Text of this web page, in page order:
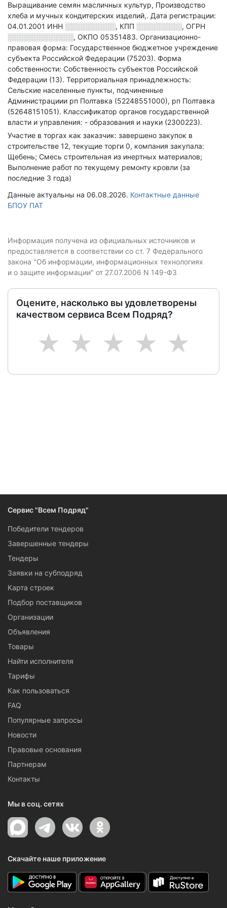
Выращивание семян масличных культур, Производство
хлеба и мучных кондитерских изделий,. Дата регистрации:
04.01.2001 ИНН ░░░░░░░░░░, КПП ░░░░░░░░░, ОГРН
░░░░░░░░░░░░░, ОКПО 05351483. Организационно-
правовая форма: Государственное бюджетное учреждение
субъекта Российской Федерации (75203). Форма
собственности: Собственность субъектов Российской
Федерации (13). Территориальная принадлежность:
Сельские населенные пункты, подчиненные
Администрациии рп Полтавка (52248551000), рп Полтавка
(52648151051). Классификатор органов государственной
власти и управления: - образования и науки (2300223).
Участие в торгах как заказчик: завершено закупок в
строительстве 12, текущие торги 0, компания закупала:
Щебень; Смесь строительная из инертных материалов;
Выполнение работ по текущему ремонту кровли (за
последние 3 года)
Данные актуальны на 06.08.2026. Контактные данные
БПОУ ПАТ
Информация получена из официальных источников и
предоставляется в соответствии со ст. 7 Федерального
закона "Об информации, информационных технологиях
и о защите информации" от 27.07.2006 N 149-ФЗ
Оцените, насколько вы удовлетворены
качеством сервиса Всем Подряд?
5
4
3
2
1
Сервис "Всем Подряд"
Победители тендеров
Завершенные тендеры
Тендеры
Заявки на субподряд
Карта строек
Подбор поставщиков
Организации
Объявления
Товары
Найти исполнителя
Тарифы
Как пользоваться
FAQ
Популярные запросы
Новости
Правовые основания
Партнерам
Контакты
Мы в соц. сетях
Скачайте наше приложение